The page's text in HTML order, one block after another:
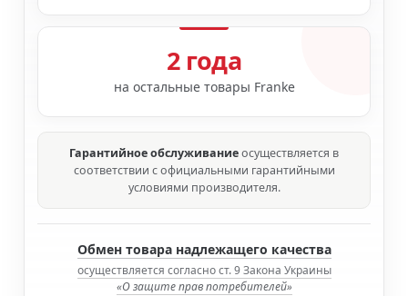
2 года
на остальные товары Franke
Гарантийное обслуживаниеосуществляется в
соответствии с официальными гарантийными
условиями производителя.
Обмен товара надлежащего качества
осуществляется согласно ст. 9 Закона Украины
«О защите прав потребителей»